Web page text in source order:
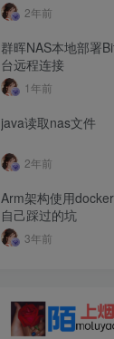
2年前
群晖NAS本地部署
台远程连接
1年前
java读取nas文件
2年前
Arm架构使用
自己踩过的坑
3年前